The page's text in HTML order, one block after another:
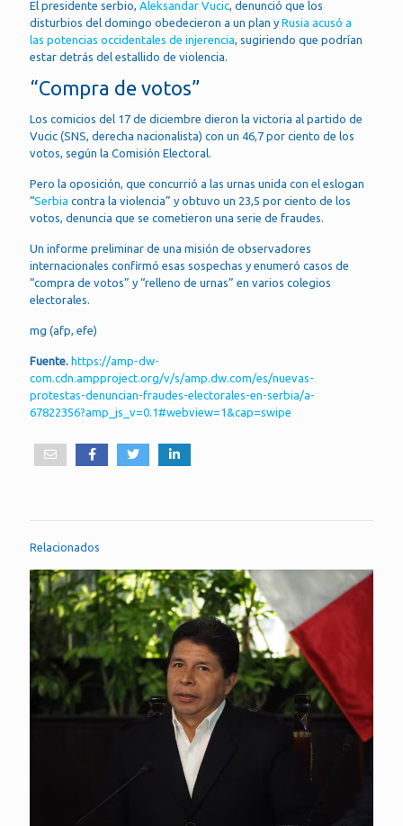
El presidente serbio, Aleksandar Vucic, denunció que los
disturbios del domingo obedecieron a un plan y Rusia acusó a
las potencias occidentales de injerencia, sugiriendo que podrían
estar detrás del estallido de violencia.
“Compra de votos”
Los comicios del 17 de diciembre dieron la victoria al partido de
Vucic (SNS, derecha nacionalista) con un 46,7 por ciento de los
votos, según la Comisión Electoral.
Pero la oposición, que concurrió a las urnas unida con el eslogan
“Serbia contra la violencia” y obtuvo un 23,5 por ciento de los
votos, denuncia que se cometieron una serie de fraudes.
Un informe preliminar de una misión de observadores
internacionales confirmó esas sospechas y enumeró casos de
“compra de votos” y “relleno de urnas” en varios colegios
electorales.
mg (afp, efe)
Fuente. https://amp-dw-
com.cdn.ampproject.org/v/s/amp.dw.com/es/nuevas-
protestas-denuncian-fraudes-electorales-en-serbia/a-
67822356?amp_js_v=0.1#webview=1&cap=swipe
Relacionados